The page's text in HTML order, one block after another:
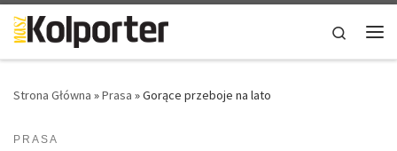
Skip to content
Search
Strona Główna »Prasa »Gorące przeboje na lato
PRASA